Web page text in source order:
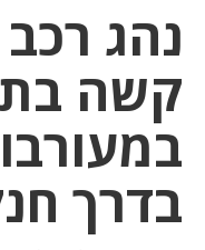
נהג
קשה
בדרך